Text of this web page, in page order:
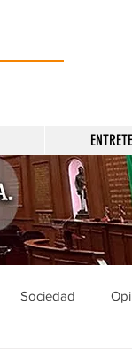
Sociedad